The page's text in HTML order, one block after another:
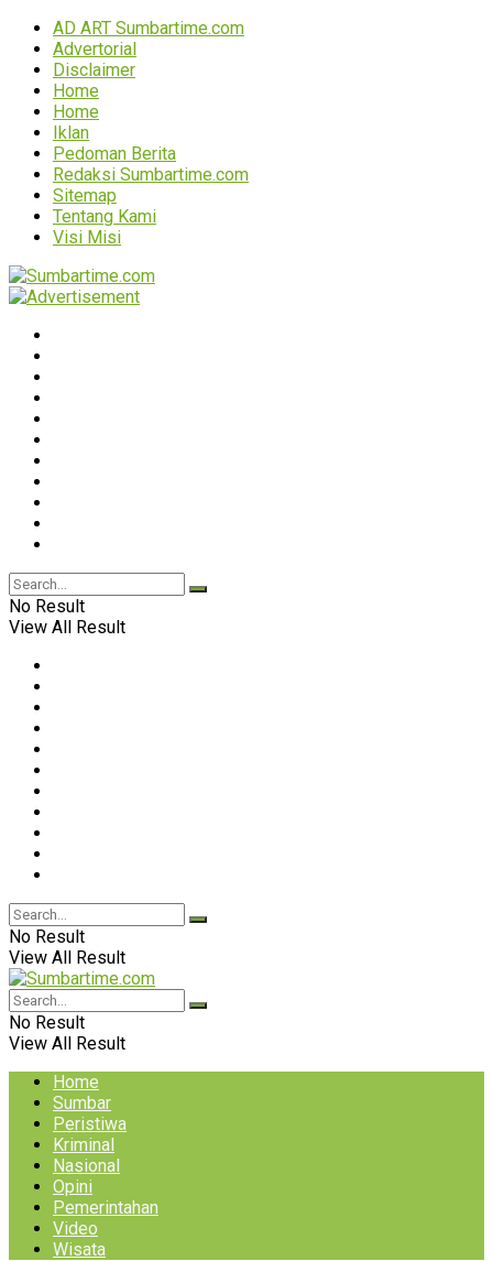
AD ART Sumbartime.com
Advertorial
Disclaimer
Home
Home
Iklan
Pedoman Berita
Redaksi Sumbartime.com
Sitemap
Tentang Kami
Visi Misi
No Result
View All Result
No Result
View All Result
No Result
View All Result
Home
Sumbar
Peristiwa
Kriminal
Nasional
Opini
Pemerintahan
Video
Wisata